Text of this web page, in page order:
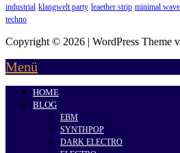
industrial klangwelt party leaether strip minimal wave
techno
Copyright © 2026 | WordPress Theme
Menü
HOME
BLOG
EBM
SYNTHPOP
DARK ELECTRO